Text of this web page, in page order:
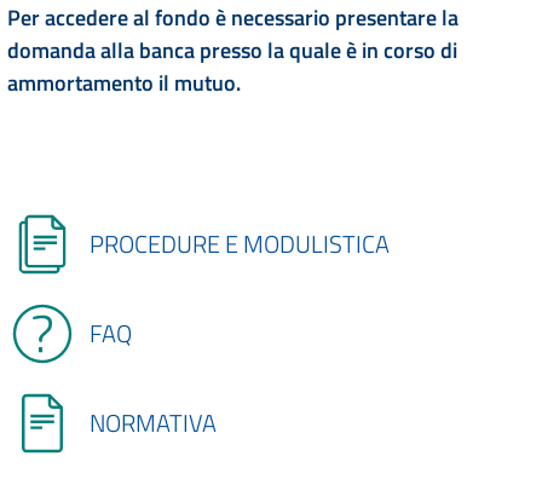
Per accedere al fondo è necessario presentare la
domanda alla banca presso la quale è in corso di
ammortamento il mutuo.
PROCEDURE E MODULISTICA
FAQ
NORMATIVA